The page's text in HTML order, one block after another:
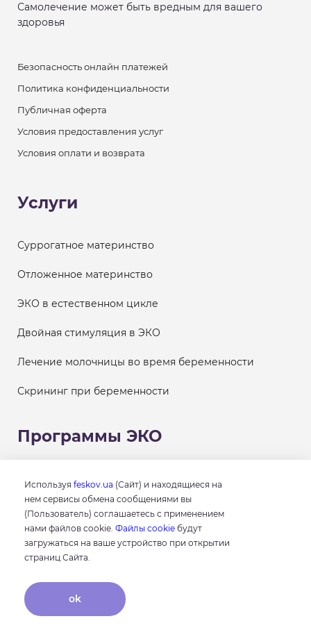
Используя feskov.ua (Сайт) и находящиеся на
нем сервисы обмена сообщениями вы
(Пользователь) соглашаетесь с применением
нами файлов cookie. Файлы cookie будут
загружаться на ваше устройство при открытии
страниц Сайта.
ok
Самолечение может быть вредным для вашего
здоровья
Безопасность онлайн платежей
Политика конфиденциальности
Публичная оферта
Условия предоставления услуг
Условия оплати и возврата
Услуги
Суррогатное материнство
Отложенное материнство
ЭКО в естественном цикле
Двойная стимуляция в ЭКО
Лечение молочницы во время беременности
Скрининг при беременности
Программы ЭКО
Двойная стимуляция в ЭКО
Метод ИКСИ (ICSI)
Донорство яйцеклеток (ооцитов)
ЭКО для ВИЧ-инфицированных
Сохранение фертильности перед лечением
онкологии